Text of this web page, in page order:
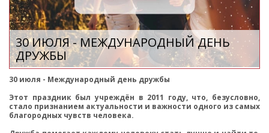
30 ИЮЛЯ - МЕЖДУНАРОДНЫЙ ДЕНЬ
ДРУЖБЫ
30 июля - Международный день дружбы
Этот праздник был учреждён в 2011 году, что, безусловно,
стало признанием актуальности и важности одного из самых
благородных чувств человека.